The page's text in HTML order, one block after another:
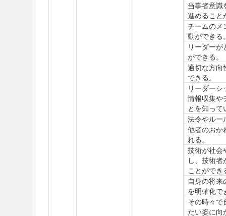
当事者意識
進めること
チームのメ
動ができる
リーダー
ができる。
適切な方向
できる。
リーダー
情報収集や
とを知って
法令やルー
他者のおか
れる。
技術が社会
し、技術
ことができ
自身の将
を明確化で
その時々で
たい姿に向